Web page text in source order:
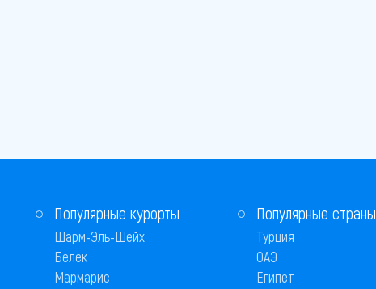
Популярные курорты
Шарм-Эль-Шейх
Белек
Мармарис
Популярные страны
Турция
ОАЭ
Египет